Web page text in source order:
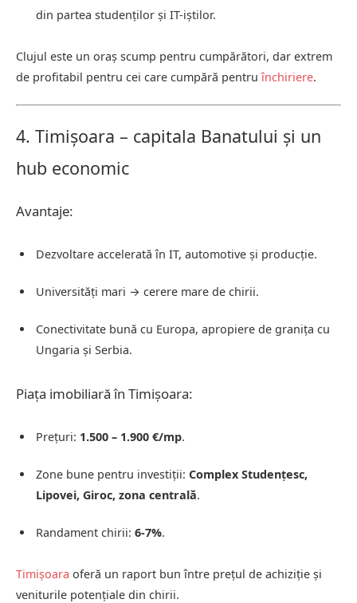
din partea studenților și IT-iștilor.
Clujul este un oraș scump pentru cumpărători, dar extrem
de profitabil pentru cei care cumpără pentruînchiriere.
4. Timișoara – capitala Banatului și un
hub economic
Avantaje:
Dezvoltare accelerată în IT, automotive și producție.
Universități mari → cerere mare de chirii.
Conectivitate bună cu Europa, apropiere de granița cu
Ungaria și Serbia.
Piața imobiliară în Timișoara:
Prețuri: 1.500 – 1.900 €/mp.
Zone bune pentru investiții: Complex Studențesc,
Lipovei, Giroc, zona centrală.
Randament chirii: 6-7%.
Timișoara oferă un raport bun între prețul de achiziție și
veniturile potențiale din chirii.